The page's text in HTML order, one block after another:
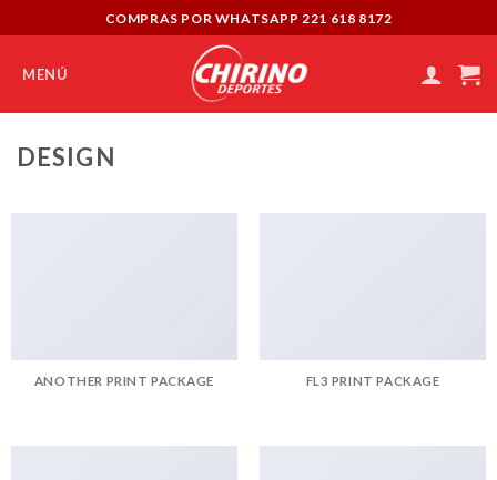
to
content
COMPRAS POR WHATSAPP 221 618 8172
MENÚ
DESIGN
ANOTHER PRINT PACKAGE FL3 PRINT PACKAGE